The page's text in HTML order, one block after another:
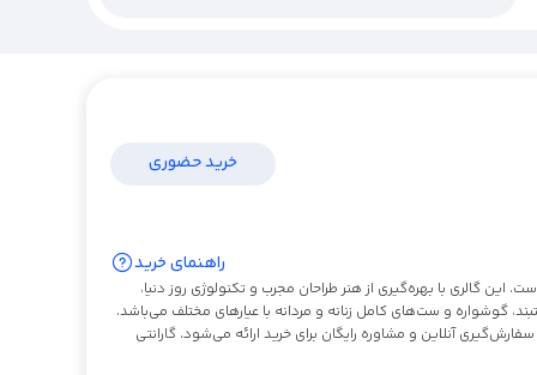
خرید حضوری
راهنمای خرید
گالری با بهره‌گیری از هنر طراحان مجرب و تکنولوژی روز دنیا،
گوشواره و ست‌های کامل زنانه و مردانه با عیارهای مختلف می‌باشد.
آنلاین و مشاوره رایگان برای خرید ارائه می‌شود. گارانتی